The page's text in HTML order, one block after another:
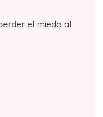
el miedo al